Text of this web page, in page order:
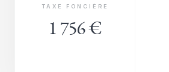
TAXE FONCIÈRE
1 756 €